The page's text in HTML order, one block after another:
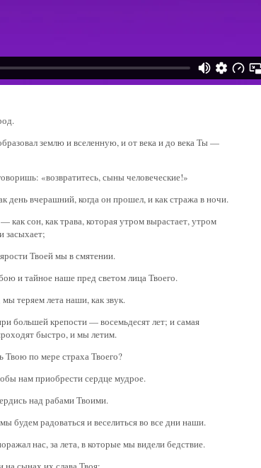
землю и вселенную, и от века и до века Ты —
«возвратитесь, сыны человеческие!»
день вчерашний, когда он прошел, и как стража в ночи.
сон, как трава, которая утром вырастает, утром
засыхает;
Твоей мы в смятении.
и тайное наше пред светом лица Твоего.
теряем лета наши, как звук.
большей крепости — восемьдесят лет; и самая
быстро, и мы летим.
Твою по мере страха Твоего?
нам приобрести сердце мудрое.
над рабами Твоими.
будем радоваться и веселиться во все дни наши.
нас, за лета, в которые мы видели бедствие.